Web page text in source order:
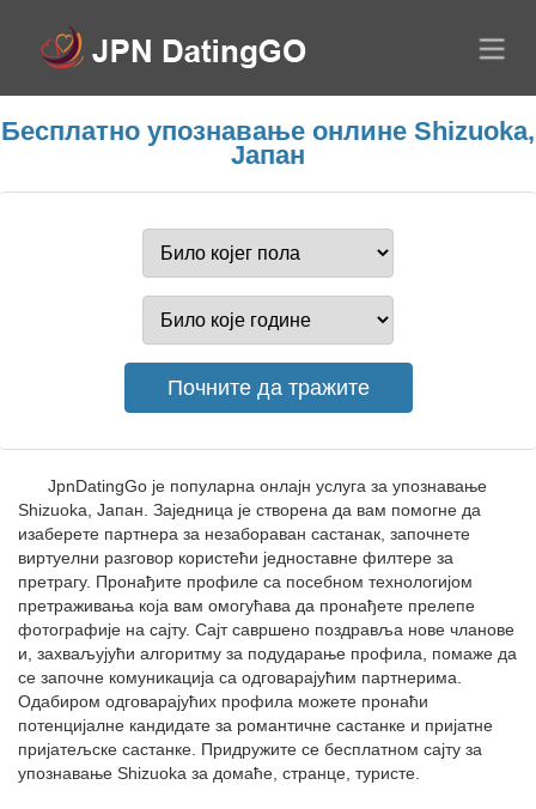
Бесплатно упознавање онлине Shizuoka,
Јапан
JpnDatingGo је популарна онлајн услуга за упознавање
Shizuoka, Јапан. Заједница је створена да вам помогне да
изаберете партнера за незабораван састанак, започнете
виртуелни разговор користећи једноставне филтере за
претрагу. Пронађите профиле са посебном технологијом
претраживања која вам омогућава да пронађете прелепе
фотографије на сајту. Сајт савршено поздравља нове чланове
и, захваљујући алгоритму за подударање профила, помаже да
се започне комуникација са одговарајућим партнерима.
Одабиром одговарајућих профила можете пронаћи
потенцијалне кандидате за романтичне састанке и пријатне
пријатељске састанке. Придружите се бесплатном сајту за
упознавање Shizuoka за домаће, странце, туристе.